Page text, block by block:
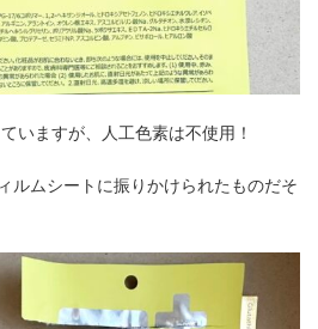
いますが、人工色素は不使用！
ルムシートに振りかけられたものだそ